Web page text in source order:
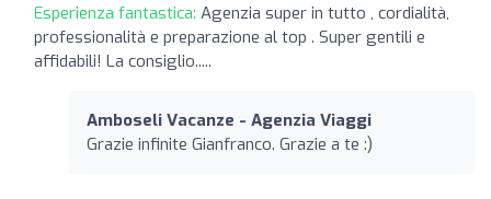
Esperienza fantastica: Agenzia super in tutto , cordialità,
professionalità e preparazione al top . Super gentili e
affidabili! La consiglio.....
Amboseli Vacanze - Agenzia Viaggi
Grazie infinite Gianfranco. Grazie a te :)